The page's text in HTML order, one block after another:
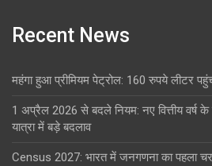
Recent News
महंगा हुआ प्रीमियम पेट्रोल: 160 रुपये लीटर
1 अप्रैल 2026 से बदले नियम: नए वित्तीय वर्ष
यात्रा में बड़े बदलाव
Census 2027: भारत में जनगणना का